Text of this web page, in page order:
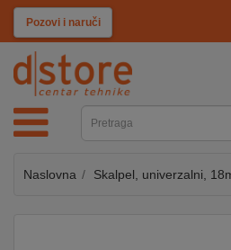
Pozovi i naruči
KATEGORIJE
TV
SAT
MOBILNI
Naslovna Skalpel, univerzalni,